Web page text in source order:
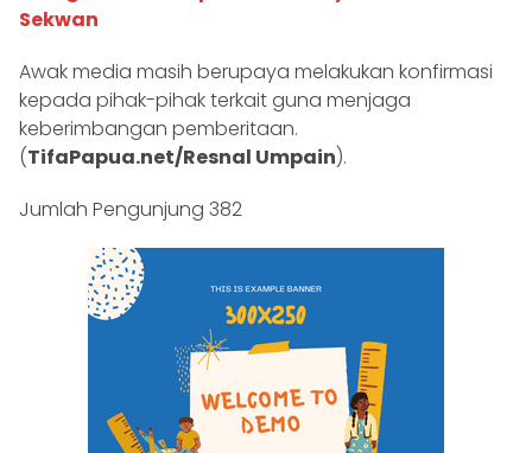
Sekwan
Awak media masih berupaya melakukan konfirmasi
kepada pihak-pihak terkait guna menjaga
keberimbangan pemberitaan.
(TifaPapua.net/Resnal Umpain).
Jumlah Pengunjung 382